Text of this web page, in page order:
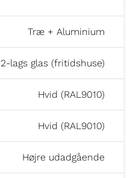
Træ + Aluminium
2-lags glas (fritidshuse)
Hvid (RAL9010)
Hvid (RAL9010)
Højre udadgående